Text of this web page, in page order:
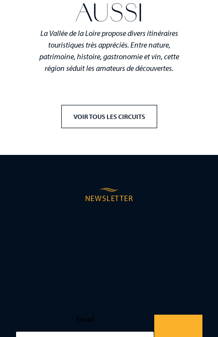
AUSSI
La Vallée de la Loire propose divers itinéraires
touristiques très appréciés. Entre nature,
patrimoine, histoire, gastronomie et vin, cette
région séduit les amateurs de découvertes.
VOIR TOUS LES CIRCUITS
NEWSLETTER
Email